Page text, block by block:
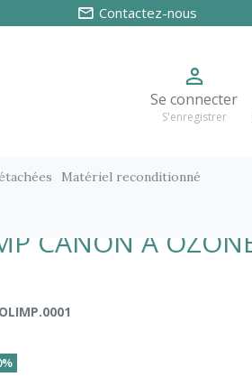
Contactez-nous
Se connecter
S'enregistrer
Matériel reconditionné
CANON À